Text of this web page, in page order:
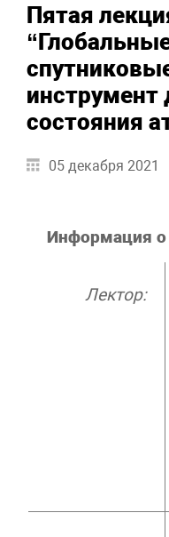
Пятая
инструмент
состояния
05 декабря 2021
Информация о
Лектор: